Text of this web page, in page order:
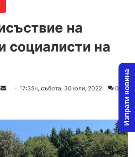
на
социалисти на
F
o
w
a
n
17:35ч, събота, 30 юли, 2022 0 Изпрати новина